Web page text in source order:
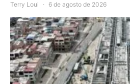
Terry Loui 6 de agosto de 2026